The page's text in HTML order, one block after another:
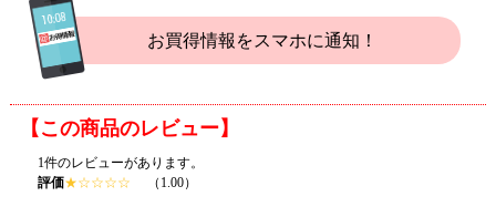
お買得情報をスマホに通知！
【この商品のレビュー】
1件のレビューがあります。
評価★☆☆☆☆ （1.00）